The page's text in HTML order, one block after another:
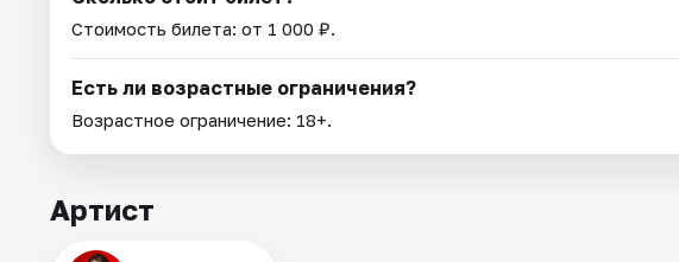
Стоимость билета: от 1 000 ₽.
Есть ли возрастные ограничения?
Возрастное ограничение: 18+.
Артист